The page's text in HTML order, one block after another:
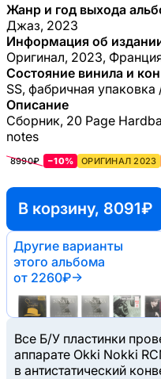
Жанр и год выхода
Джаз, 2023
Информация об
Оригинал, 2023,
Состояние винила и
SS, фабричная упаковка
Описание
Сборник, 20 Page
notes
8990₽ −10% ОРИГИНАЛ 2023
В корзину, 8091 ₽
Другие варианты
этого альбома
от 2260₽→
Все Б/У пластинки
аппарате Okki Nokki
в антистатический